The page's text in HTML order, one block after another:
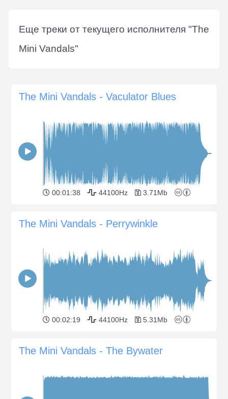
Еще треки от текущего исполнителя "The
Mini Vandals"
The Mini Vandals - Vaculator Blues
00:01:38 44100Hz 3.71Mb
The Mini Vandals - Perrywinkle
00:02:19 44100Hz 5.31Mb
The Mini Vandals - The Bywater